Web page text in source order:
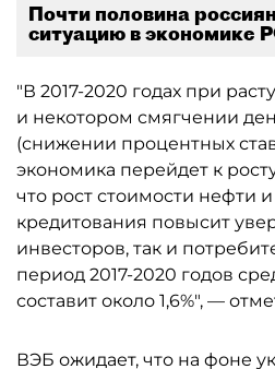
Почти половина
ситуацию в экономике
"В 2017-2020 годах при
и некотором смягчении
(снижении процентных
экономика перейдет к
что рост стоимости нефти
кредитования повысит
инвесторов, так и
период 2017-2020 годов
составит около 1,6%", —
ВЭБ ожидает, что на фоне